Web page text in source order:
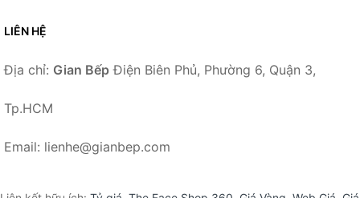
LIÊN HỆ
Địa chỉ: Gian Bếp Điện Biên Phủ, Phường 6, Quận 3,
Tp.HCM
Email: lienhe@gianbep.com